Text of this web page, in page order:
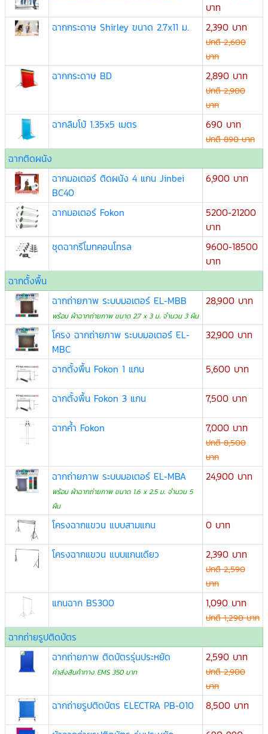
บาท
ฉากกระดาษ Shirley ขนาด 2.7x11 ม.
2,390 บาท
ปกติ 2,600
บาท
ฉากกระดาษ BD 2,890 บาท
ปกติ 2,900
บาท
ฉากลิมโบ้ 1.35x5 เมตร 690 บาท
ปกติ 890 บาท
ฉากติดผนัง
ฉากมอเตอร์ ติดผนัง 4 แกน Jinbei
BC40
6,900 บาท
ฉากมอเตอร์ Fokon
5200-21200
บาท
ชุดฉากรีโมทคอนโทรล
9600-18500
บาท
ฉากตั้งพื้น
ฉากถ่ายภาพ ระบบมอเตอร์ EL-MBB
พร้อม ผ้าฉากถ่ายภาพ ขนาด 2.7 x 3 ม. จำนวน 3 ผืน
28,900 บาท
โครง ฉากถ่ายภาพ ระบบมอเตอร์ EL-
MBC
32,900 บาท
ฉากตั้งพื้น Fokon 1 แกน 5,600 บาท
ฉากตั้งพื้น Fokon 3 แกน 7,500 บาท
ฉากค้ำ Fokon 7,000 บาท
ปกติ 8,500
บาท
ฉากถ่ายภาพ ระบบมอเตอร์ EL-MBA
พร้อม ผ้าฉากถ่ายภาพ ขนาด 1.6 x 2.5 ม. จำนวน 5
ผืน
24,900 บาท
โครงฉากแขวน แบบสามแกน 0 บาท
โครงฉากแขวน แบบแกนเดียว 2,390 บาท
ปกติ 2,590
บาท
แกนฉาก BS300 1,090 บาท
ปกติ 1,290 บาท
ฉากถ่ายรูปติดบัตร
ฉากถ่ายภาพ ติดบัตรรุ่นประหยัด
ค่าส่งสินค้าทาง EMS 350 บาท
2,590 บาท
ปกติ 2,900
บาท
ฉากถ่ายรูปติดบัตร ELECTRA PB-010 8,500 บาท